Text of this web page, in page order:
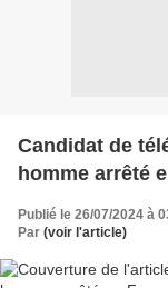
Candidat de
homme arrêté
Publié le 26/07/2024 à
Par (voir l'article)